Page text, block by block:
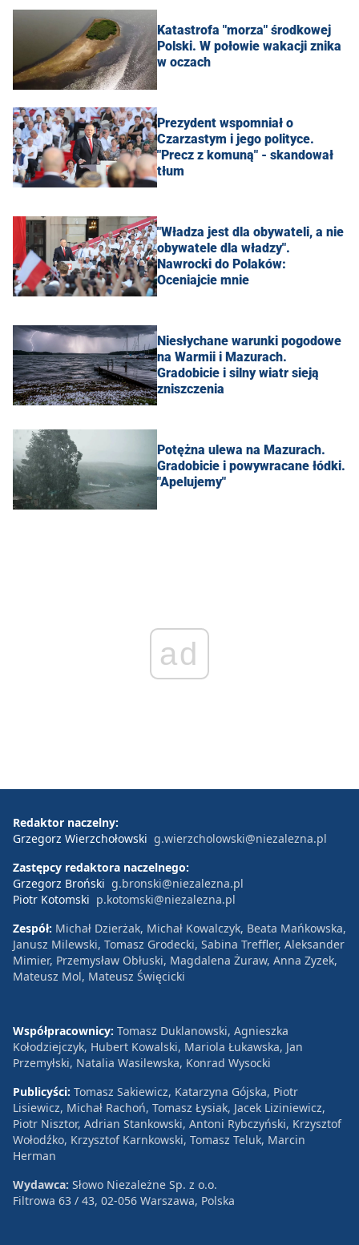
Katastrofa "morza" środkowej
Polski. W połowie wakacji znika
w oczach
Prezydent wspomniał o
Czarzastym i jego polityce.
"Precz z komuną" - skandował
tłum
"Władza jest dla obywateli, a nie
obywatele dla władzy".
Nawrocki do Polaków:
Oceniajcie mnie
Niesłychane warunki pogodowe
na Warmii i Mazurach.
Gradobicie i silny wiatr sieją
zniszczenia
Potężna ulewa na Mazurach.
Gradobicie i powywracane łódki.
"Apelujemy"
ad
Redaktor naczelny:
Grzegorz Wierzchołowski g.wierzcholowski@niezalezna.pl
Zastępcy redaktora naczelnego:
Grzegorz Broński g.bronski@niezalezna.pl
Piotr Kotomski p.kotomski@niezalezna.pl
Zespół: Michał Dzierżak, Michał Kowalczyk, Beata Mańkowska,
Janusz Milewski, Tomasz Grodecki, Sabina Treffler, Aleksander
Mimier, Przemysław Obłuski, Magdalena Żuraw, Anna Zyzek,
Mateusz Mol, Mateusz Święcicki
Współpracownicy: Tomasz Duklanowski, Agnieszka
Kołodziejczyk, Hubert Kowalski, Mariola Łukawska, Jan
Przemyłski, Natalia Wasilewska, Konrad Wysocki
Publicyści: Tomasz Sakiewicz, Katarzyna Gójska, Piotr
Lisiewicz, Michał Rachoń, Tomasz Łysiak, Jacek Liziniewicz,
Piotr Nisztor, Adrian Stankowski, Antoni Rybczyński, Krzysztof
Wołodźko, Krzysztof Karnkowski, Tomasz Teluk, Marcin
Herman
Wydawca: Słowo Niezależne Sp. z o.o.
Filtrowa 63 / 43, 02-056 Warszawa, Polska